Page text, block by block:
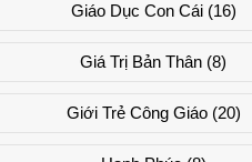
Giáo Dục Con Cái(16)
Giá Trị Bản Thân (8)
Giới Trẻ Công Giáo(20)